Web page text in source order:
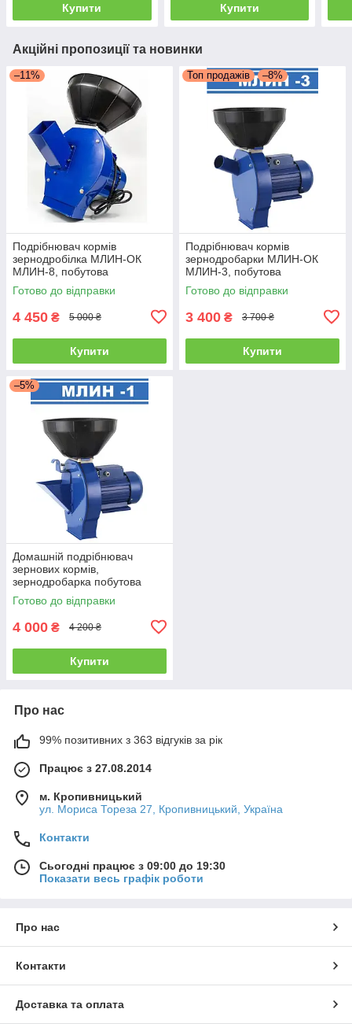
Купити Купити
Акційні пропозиції та новинки
–11%
Подрібнювач кормів
зернодробілка МЛИН-ОК
МЛИН-8, побутова
електрична 2.5 кВт, Млинок
для зерна
Готово до відправки
4 450 ₴ 5 000 ₴
Купити
Топ продажів –8%
Подрібнювач кормів
зернодробарки МЛИН-ОК
МЛИН-3, побутова
електрична 2.5 кВт, Млинок
для зерна
Готово до відправки
3 400 ₴ 3 700 ₴
Купити
–5%
Домашній подрібнювач
зернових кормів,
зернодробарка побутова
МЛИН-ОК МЛИН-1 для
домашнього господарства
Готово до відправки
4 000 ₴ 4 200 ₴
Купити
Про нас
99% позитивних з 363 відгуків за рік
Працює з 27.08.2014
м. Кропивницький
ул. Мориса Тореза 27, Кропивницький, Україна
Контакти
Сьогодні працює з 09:00 до 19:30
Показати весь графік роботи
Про нас
Контакти
Доставка та оплата